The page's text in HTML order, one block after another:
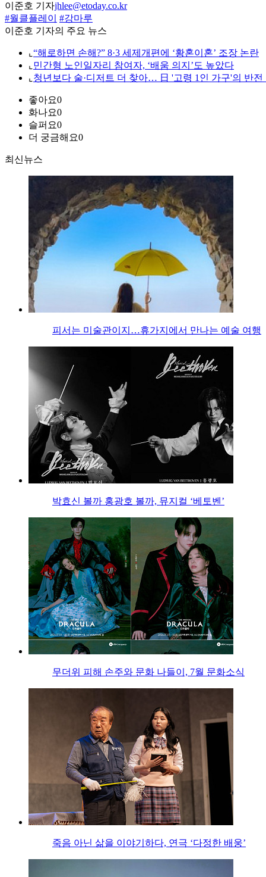
이준호 기자jhlee@etoday.co.kr
#월클플레이
#강마루
이준호 기자의 주요 뉴스
⌞ “해로하면 손해?” 8·3 세제개편에 ‘황혼이혼’ 조장 논란
⌞ 민간형 노인일자리 참여자, ‘배움 의지’도 높았다
⌞ 청년보다 술·디저트 더 찾아… 日 '고령 1인 가구'의 반전
좋아요0
화나요0
슬퍼요0
더 궁금해요0
최신뉴스
피서는 미술관이지…휴가지에서 만나는 예술 여행
박효신 볼까 홍광호 볼까, 뮤지컬 ‘베토벤’
무더위 피해 손주와 문화 나들이, 7월 문화소식
죽음 아닌 삶을 이야기하다, 연극 ‘다정한 배웅’